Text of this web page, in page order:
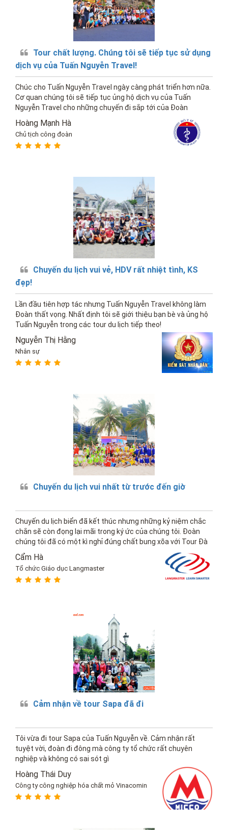
Tour chất lượng. Chúng tôi sẽ tiếp tục sử dụng
dịch vụ của Tuấn Nguyễn Travel!
Chúc cho Tuấn Nguyễn Travel ngày càng phát triển hơn nữa.
Cơ quan chúng tôi sẽ tiếp tục ủng hộ dịch vụ của Tuấn
Nguyễn Travel cho những chuyến đi sắp tới của Đoàn
Hoàng Mạnh Hà
Chủ tịch công đoàn
Chuyến du lịch vui vẻ, HDV rất nhiệt tình, KS
đẹp!
Lần đầu tiên hợp tác nhưng Tuấn Nguyễn Travel không làm
Đoàn thất vọng. Nhất định tôi sẽ giới thiệu bạn bè và ủng hộ
Tuấn Nguyễn trong các tour du lịch tiếp theo!
Nguyễn Thị Hằng
Nhân sự
Chuyến du lịch vui nhất từ trước đến giờ
Chuyến du lịch biển đã kết thúc nhưng những kỷ niệm chắc
chắn sẽ còn đọng lại mãi trong ký ức của chúng tôi. Đoàn
chúng tôi đã có một kì nghỉ đúng chất bung xõa với Tour Đà
Nẵng vừa rồi, thật là một chuyến đi khó quên.
Cẩm Hà
Tổ chức Giáo dục Langmaster
Cảm nhận về tour Sapa đã đi
Tôi vừa đi tour Sapa của Tuấn Nguyễn về. Cảm nhận rất
tuyệt vời, đoàn đi đông mà công ty tổ chức rất chuyên
nghiệp và không có sai sót gì
Hoàng Thái Duy
Công ty công nghiệp hóa chất mỏ Vinacomin